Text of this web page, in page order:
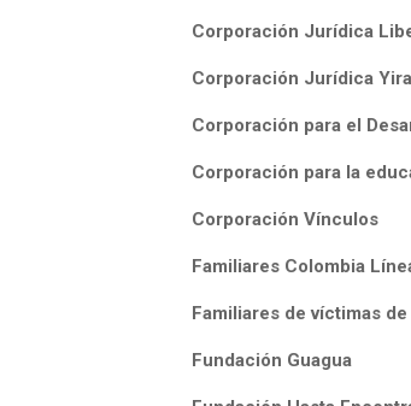
Corporación Jurídica
Corporación Jurídica
Corporación para el
Corporación para la
Corporación Vínculos
Familiares Colombia
Familiares de víctimas
Fundación Guagua